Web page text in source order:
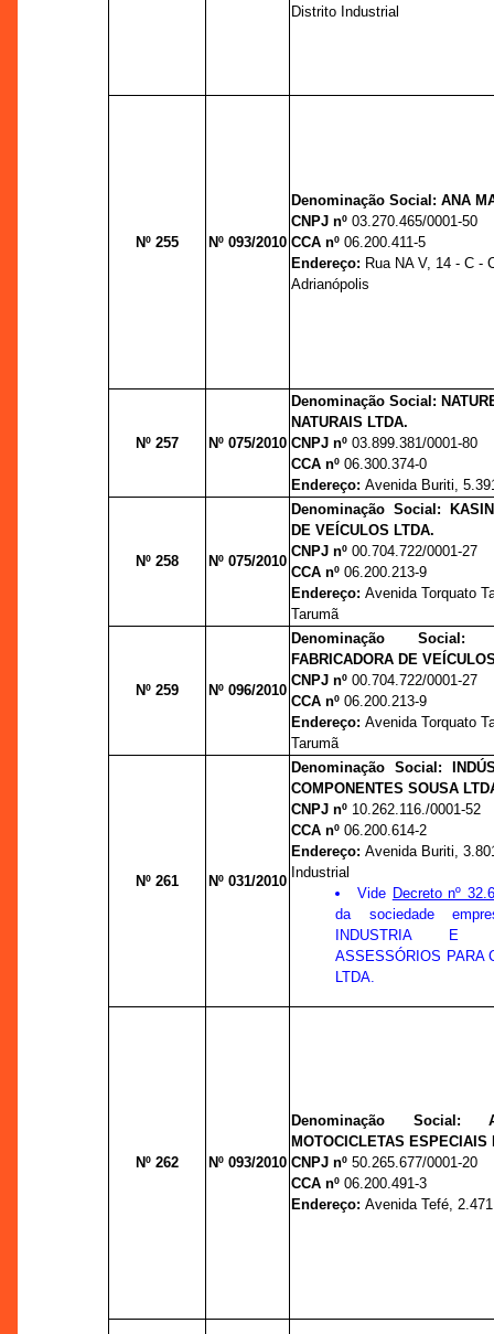
Distrito Industrial
Nº 255 Nº 093/2010
Denominação Social: ANA
CNPJ nº03.270.465/0001-50
CCA nº 06.200.411-5
Endereço: Rua NA V, 14 - C -
Adrianópolis
Nº 257 Nº 075/2010
Denominação Social:
NATURAIS LTDA.
CNPJ nº03.899.381/0001-80
CCA nº 06.300.374-0
Endereço:Avenida Buriti,
Nº 258 Nº 075/2010
Denominação Social:
DE VEÍCULOS LTDA.
CNPJ nº00.704.722/0001-27
CCA nº 06.200.213-9
Endereço:Avenida Torquato
Tarumã
Nº 259 Nº 096/2010
Denominação Social:
FABRICADORA DE
CNPJ nº00.704.722/0001-27
CCA nº 06.200.213-9
Endereço:Avenida Torquato
Tarumã
Nº 261 Nº 031/2010
Denominação Social:
COMPONENTES SOUSA
CNPJ nº 10.262.116./0001-52
CCA nº 06.200.614-2
Endereço:Avenida Buriti,
Industrial
Vide Decreto nº
da sociedade
INDUSTRIA E
ASSESSÓRIOS PARA
LTDA.
Nº 262 Nº 093/2010
Denominação Social:
MOTOCICLETAS ESPECIAIS
CNPJ nº50.265.677/0001-20
CCA nº 06.200.491-3
Endereço:Avenida Tefé,